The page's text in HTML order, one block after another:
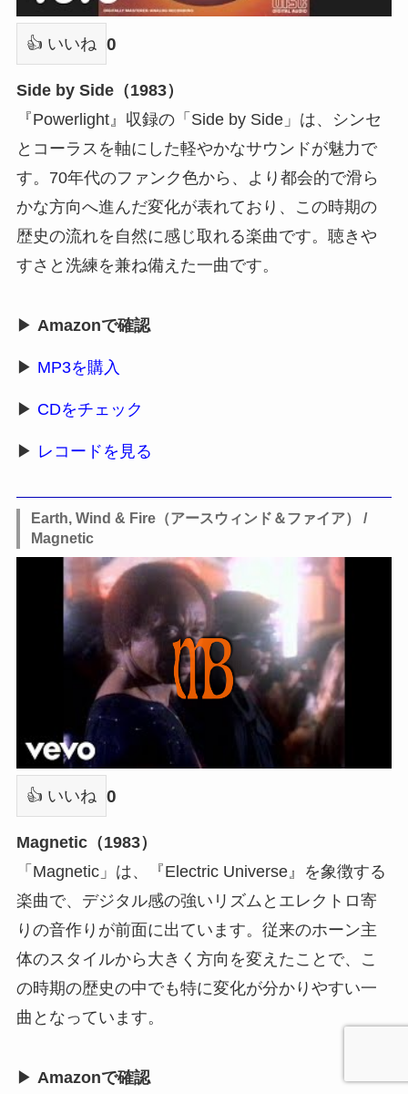
👍 いいね 0
Side by Side（1983）
『Powerlight』収録の「Side by Side」は、シンセ
とコーラスを軸にした軽やかなサウンドが魅力で
す。70年代のファンク色から、より都会的で滑ら
かな方向へ進んだ変化が表れており、この時期の
歴史の流れを自然に感じ取れる楽曲です。聴きや
すさと洗練を兼ね備えた一曲です。
▶ Amazonで確認
▶ MP3を購入
▶ CDをチェック
▶ レコードを見る
Earth, Wind & Fire（アースウィンド＆ファイア） /
Magnetic
👍 いいね 0
Magnetic（1983）
「Magnetic」は、『Electric Universe』を象徴する
楽曲で、デジタル感の強いリズムとエレクトロ寄
りの音作りが前面に出ています。従来のホーン主
体のスタイルから大きく方向を変えたことで、こ
の時期の歴史の中でも特に変化が分かりやすい一
曲となっています。
▶ Amazonで確認